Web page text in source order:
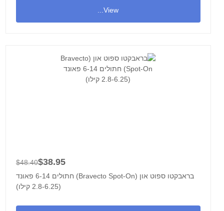
View...
$38.95
$48.40
בראבקטו ספוט און (Bravecto Spot-On) חתולים 6-14 פאונד
(2.8-6.25 קילו)